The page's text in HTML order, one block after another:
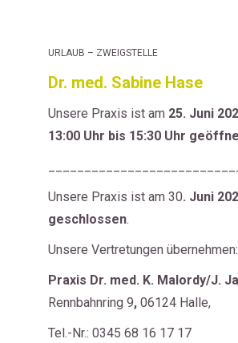
URLAUB – ZWEIGSTELLE
Dr. med. Sabine Hase
Unsere Praxis ist am 25. Juni
13:00 Uhr bis 15:30 Uhr
Unsere Praxis ist am 30. Juni
geschlossen.
Unsere Vertretungen übernehmen:
Praxis Dr. med. K. Malordy/J.
Rennbahnring 9, 06124 Halle,
Tel.-Nr.: 0345 68 16 17 17